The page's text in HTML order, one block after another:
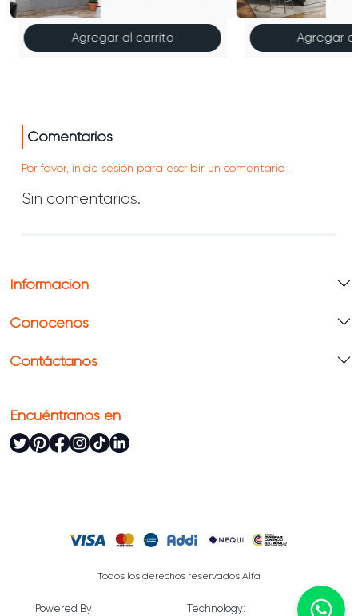
Agregar al carrito Agregar
Comentarios
Por favor, inicie sesión para escribir un comentario
Sin comentarios.
Información
Conócenos
Contáctanos
Encuéntranos en
Todos los derechos reservados Alfa
Powered By: Technology: